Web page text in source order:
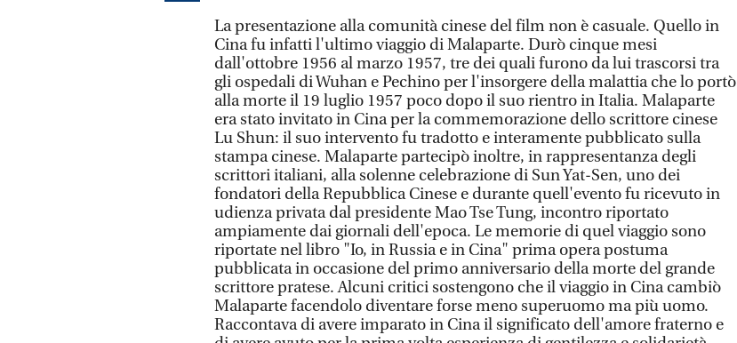
La presentazione alla comunità cinese del film non è casuale. Quello in
Cina fu infatti l'ultimo viaggio di Malaparte. Durò cinque mesi
dall'ottobre 1956 al marzo 1957, tre dei quali furono da lui trascorsi tra
gli ospedali di Wuhan e Pechino per l'insorgere della malattia che lo portò
alla morte il 19 luglio 1957 poco dopo il suo rientro in Italia. Malaparte
era stato invitato in Cina per la commemorazione dello scrittore cinese
Lu Shun: il suo intervento fu tradotto e interamente pubblicato sulla
stampa cinese. Malaparte partecipò inoltre, in rappresentanza degli
scrittori italiani, alla solenne celebrazione di Sun Yat-Sen, uno dei
fondatori della Repubblica Cinese e durante quell'evento fu ricevuto in
udienza privata dal presidente Mao Tse Tung, incontro riportato
ampiamente dai giornali dell'epoca. Le memorie di quel viaggio sono
riportate nel libro "Io, in Russia e in Cina" prima opera postuma
pubblicata in occasione del primo anniversario della morte del grande
scrittore pratese. Alcuni critici sostengono che il viaggio in Cina cambiò
Malaparte facendolo diventare forse meno superuomo ma più uomo.
Raccontava di avere imparato in Cina il significato dell'amore fraterno e